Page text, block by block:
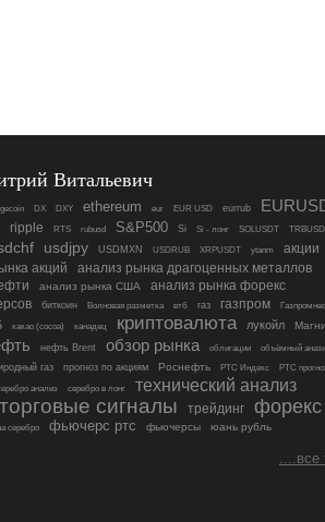
Витальевич
DX DXY ethereum eur EUR USD eurrub
ripple RTS rubusd S&P500 Si Si - лонг SOLUSDT
usdjpy USDMXN USDRUB XRPUSDT ytanm
акции
акций
анализ рынка драгоценных металлов
анализ рынка США анализ рынка форекс
биткоин Волновая разметка втб газ газпром
какао (cocoa) канадец криптовалюта лукойл
нефть Brent обзор рынка облигации
объёмный
газ прогноз по акциям Роснефть РТС Индекс РТС
анализ серебро в лонг технический анализ
торговые сигналы трейдинг форекс
серебро фьючерс ртс фьючерсы юань рубль
....все